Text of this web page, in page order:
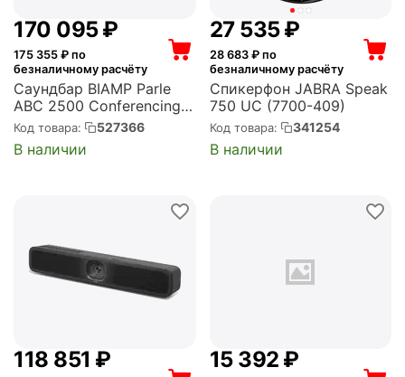
170 095₽
175 355 ₽ по
безналичному расчёту
Саундбар BIAMP Parle
ABC 2500 Conferencing
audio bar (910.0131.900)
Код товара: 527366
В наличии
27 535₽
28 683₽ по
безналичному расчёту
Спикерфон JABRA Speak
750 UC (7700-409)
Код товара: 341254
В наличии
118 851 ₽ 15 392 ₽